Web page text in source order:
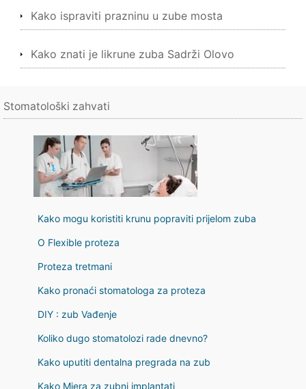
Kako ispraviti prazninu u zube mosta
Kako znati je likrune zuba Sadrži Olovo
Stomatološki zahvati
Kako mogu koristiti krunu popraviti prijelom zuba
O Flexible proteza
Proteza tretmani
Kako pronaći stomatologa za proteza
DIY : zub Vađenje
Koliko dugo stomatolozi rade dnevno?
Kako uputiti dentalna pregrada na zub
Kako Mjera za zubni implantati